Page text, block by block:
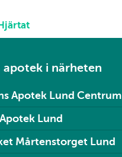
apotek i närheten
Apotek Lund Centrum
Lund
Mårtenstorget Lund